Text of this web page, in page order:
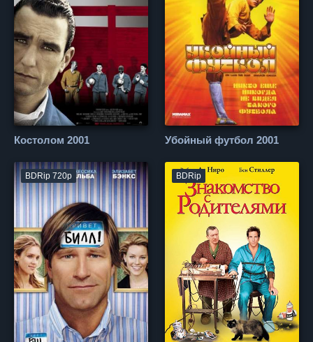
Костолом 2001 Убойный футбол 2001
BDRip 720p BDRip